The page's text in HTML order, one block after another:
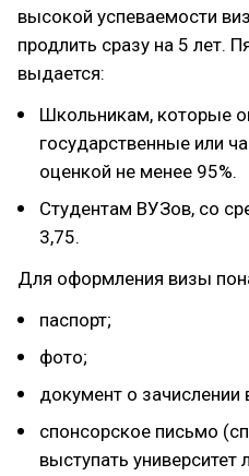
высокой успеваемости
продлить сразу на 5 лет.
выдается:
Школьникам, которые
государственные или
оценкой не менее 95%.
Студентам ВУЗов, со
3,75.
Для оформления визы
паспорт;
фото;
документ о зачислении
спонсорское письмо
выступать